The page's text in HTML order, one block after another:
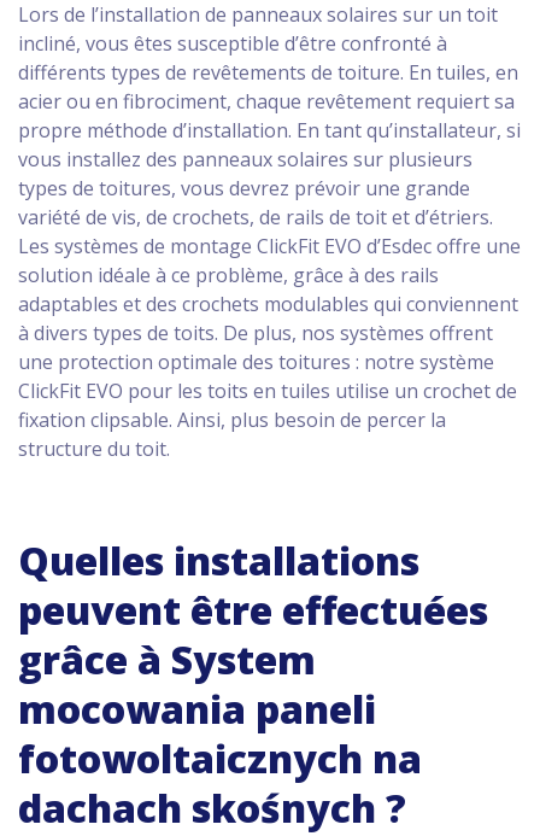
Lors de l’installation de panneaux solaires sur un toit
incliné, vous êtes susceptible d’être confronté à
différents types de revêtements de toiture. En tuiles, en
acier ou en fibrociment, chaque revêtement requiert sa
propre méthode d’installation. En tant qu’installateur, si
vous installez des panneaux solaires sur plusieurs
types de toitures, vous devrez prévoir une grande
variété de vis, de crochets, de rails de toit et d’étriers.
Les systèmes de montage ClickFit EVO d’Esdec offre une
solution idéale à ce problème, grâce à des rails
adaptables et des crochets modulables qui conviennent
à divers types de toits. De plus, nos systèmes offrent
une protection optimale des toitures : notre système
ClickFit EVO pour les toits en tuiles utilise un crochet de
fixation clipsable. Ainsi, plus besoin de percer la
structure du toit.
Quelles installations
peuvent être effectuées
grâce à System
mocowania paneli
fotowoltaicznych na
dachach skośnych ?